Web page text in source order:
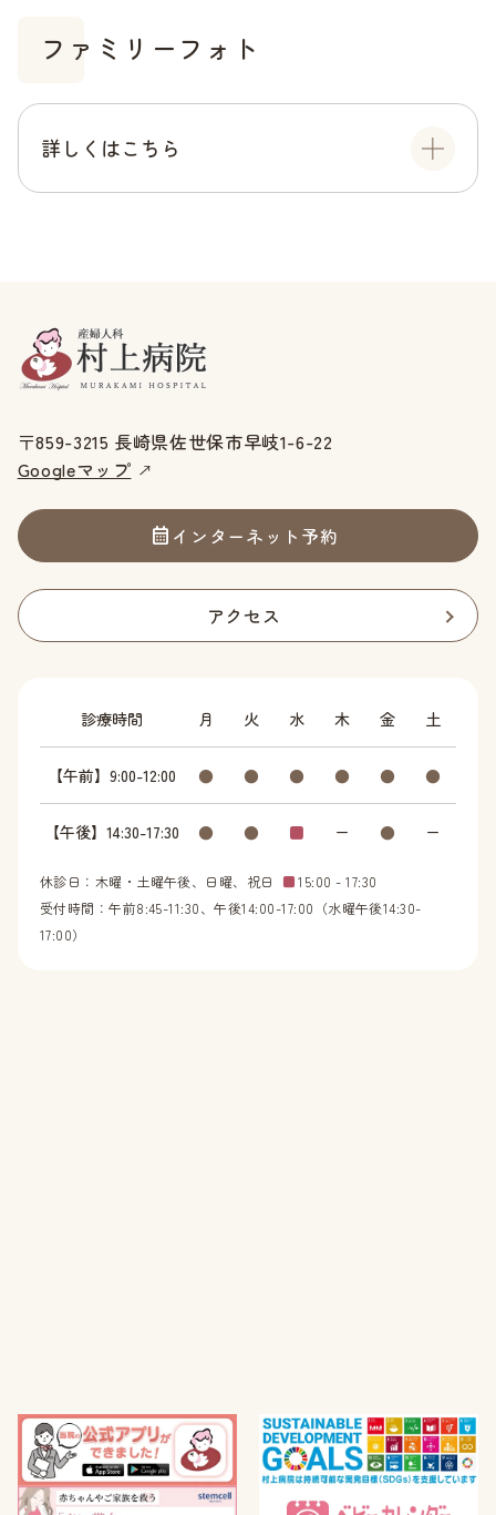
ファミリーフォト
詳しくはこちら
〒859-3215 長崎県佐世保市早岐1-6-22
Googleマップ
インターネット予約
アクセス
診療時間 月 火 水 木 金 土
【午前】9:00-12:00 ● ● ● ● ● ●
【午後】14:30-17:30 ● ● ■ ー ● ー
休診日：木曜・土曜午後、日曜、祝日 ■15:00 - 17:30
受付時間：午前8:45-11:30、午後14:00-17:00（水曜午後14:30-
17:00）